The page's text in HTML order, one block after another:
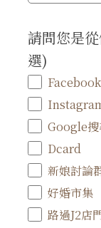
請問您是
選)
Facebook
Google搜
Dcard
新娘討論
好婚市集
路過J2店